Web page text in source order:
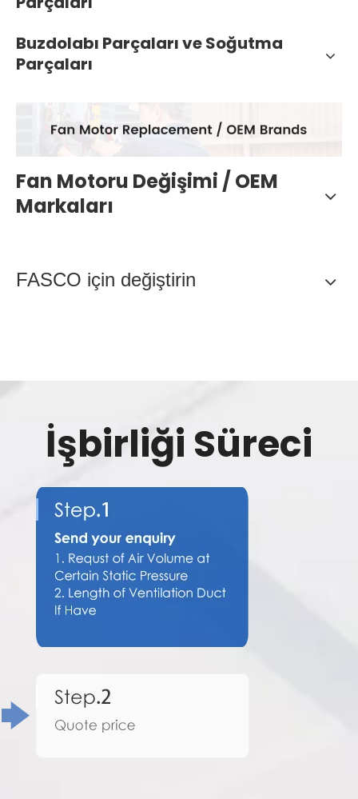
Buzdolabı Parçaları ve Soğutma
Parçaları
Fan Motoru Değişimi / OEM
Markaları
FASCO için değiştirin
İşbirliği Süreci